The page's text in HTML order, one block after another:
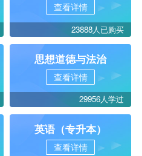
查看详情
23888人已购买
思想道德与法治
查看详情
29956人学过
英语（专升本）
查看详情